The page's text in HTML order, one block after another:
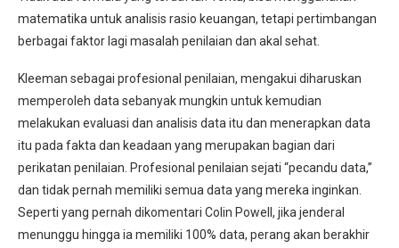
matematika untuk analisis rasio keuangan, tetapi pertimbangan
berbagai faktor lagi masalah penilaian dan akal sehat.
Kleeman sebagai profesional penilaian, mengakui diharuskan
memperoleh data sebanyak mungkin untuk kemudian
melakukan evaluasi dan analisis data itu dan menerapkan data
itu pada fakta dan keadaan yang merupakan bagian dari
perikatan penilaian. Profesional penilaian sejati “pecandu data,”
dan tidak pernah memiliki semua data yang mereka inginkan.
Seperti yang pernah dikomentari Colin Powell, jika jenderal
menunggu hingga ia memiliki 100% data, perang akan berakhir